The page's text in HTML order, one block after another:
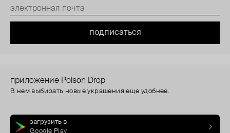
подписаться
приложение Poison Drop
В нем выбирать новые украшения еще удобнее.
загрузить в
Google Play